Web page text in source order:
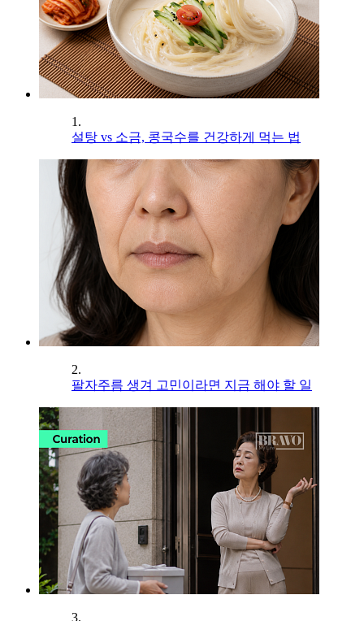
1.
설탕 vs 소금, 콩국수를 건강하게 먹는 법
2.
팔자주름 생겨 고민이라면 지금 해야 할 일
3.